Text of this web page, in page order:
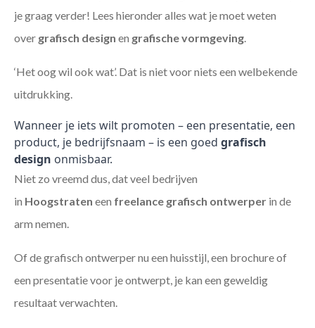
je graag verder! Lees hieronder alles wat je moet weten
over grafisch design en grafische vormgeving
‘Het oog wil ook wat’. Dat is niet voor niets een welbekende
uitdrukking.
Wanneer je iets wilt promoten – een presentatie, een
product, je bedrijfsnaam – is een goed grafisch
design onmisbaar.
Niet zo vreemd dus, dat veel bedrijven
in Hoogstraten een freelance grafisch ontwerper in de
arm nemen.
Of de grafisch ontwerper nu een huisstijl, een brochure of
een presentatie voor je ontwerpt, je kan een geweldig
resultaat verwachten.